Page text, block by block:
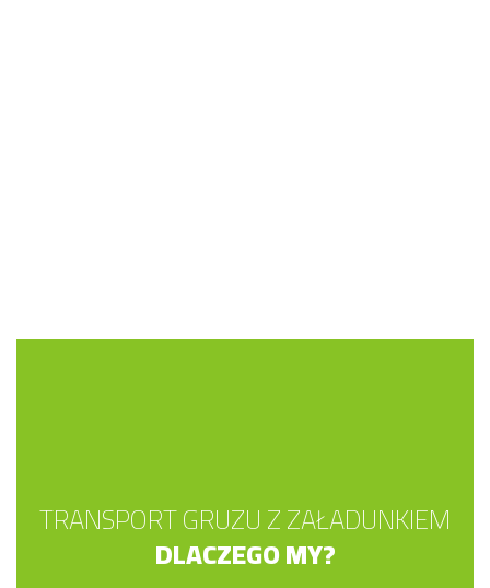
TRANSPORT GRUZU Z ZAŁADUNKIEM
DLACZEGO MY?